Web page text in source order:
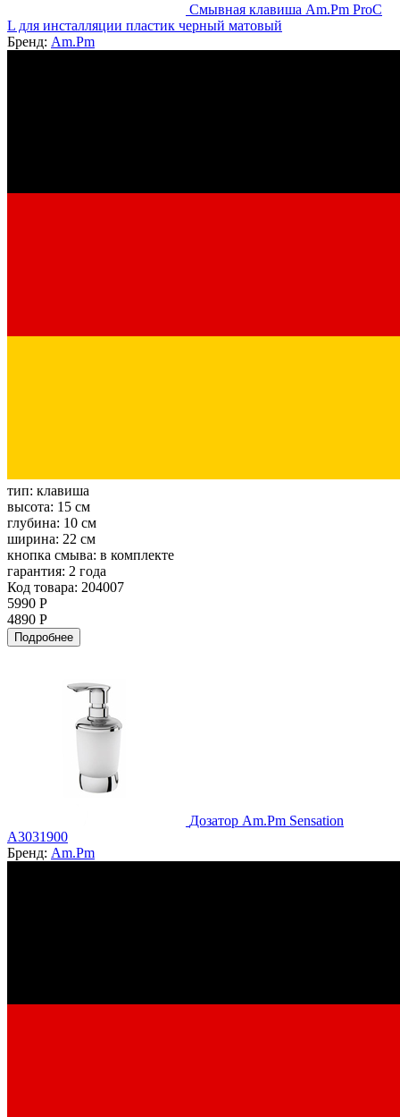
Смывная клавиша Am.Pm ProC
L для инсталляции пластик черный матовый
Бренд: Am.Pm
тип: клавиша
высота: 15 см
глубина: 10 см
ширина: 22 см
кнопка смыва: в комплекте
гарантия: 2 года
Код товара: 204007
5990 Р
4890 Р
Подробнее
Дозатор Am.Pm Sensation
A3031900
Бренд: Am.Pm